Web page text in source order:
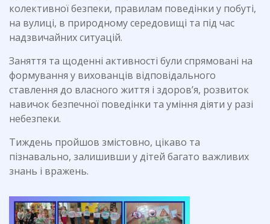
колективної безпеки, правилам поведінки у побуті,
на вулиці, в природному середовищі та під час
надзвичайних ситуацій.
Заняття та щоденні активності були спрямовані на
формування у вихованців відповідального
ставлення до власного життя і здоров’я, розвиток
навичок безпечної поведінки та уміння діяти у разі
небезпеки.
Тиждень пройшов змістовно, цікаво та
пізнавально, залишивши у дітей багато важливих
знань і вражень.